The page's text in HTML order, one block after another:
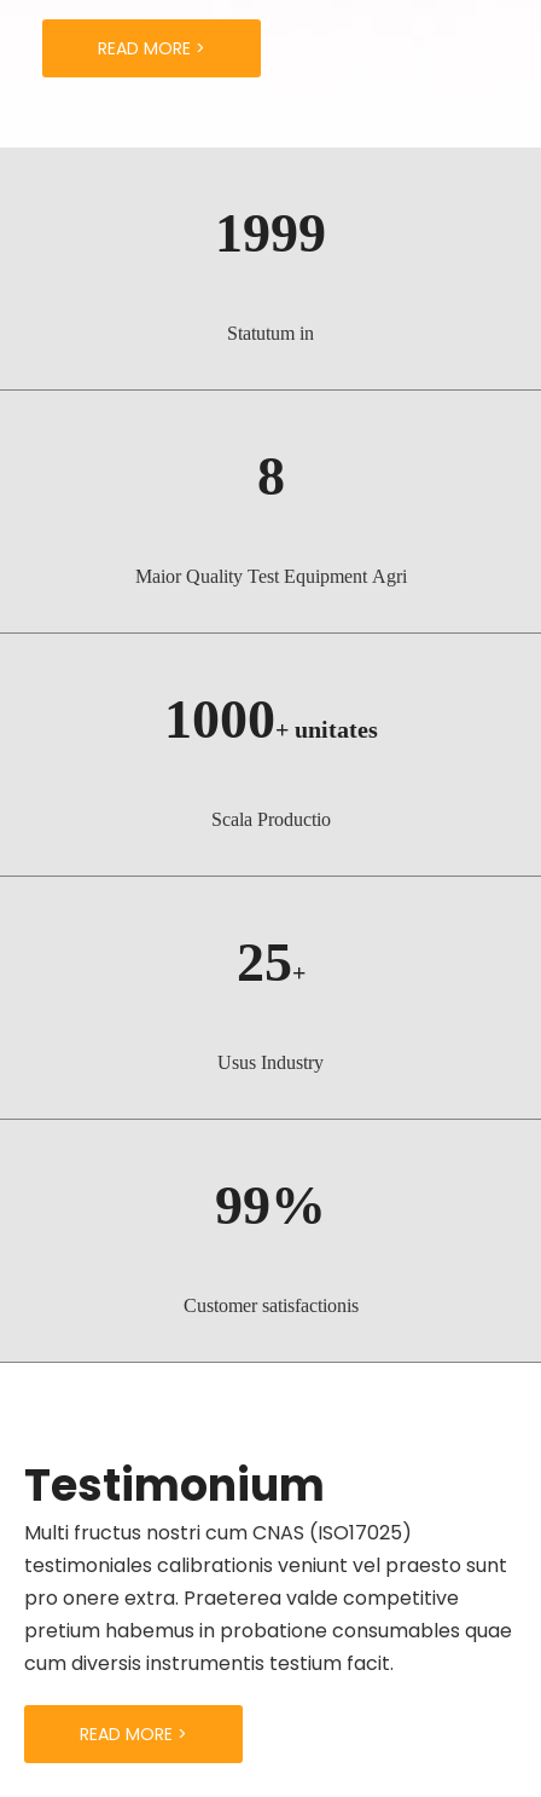
READ MORE >
1999
Statutum in
8
Maior Quality Test Equipment Agri
1000+ unitates
Scala Productio
25+
Usus Industry
99%
Customer satisfactionis
Testimonium
Multi fructus nostri cum CNAS (ISO17025)
testimoniales calibrationis veniunt vel praesto sunt
pro onere extra. Praeterea valde competitive
pretium habemus in probatione consumables quae
cum diversis instrumentis testium facit.
READ MORE >